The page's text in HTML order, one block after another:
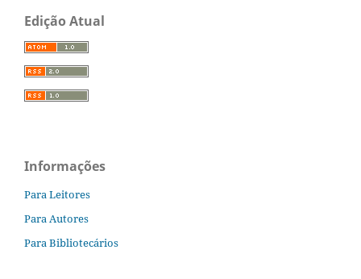
Edição Atual
Informações
Para Leitores
Para Autores
Para Bibliotecários